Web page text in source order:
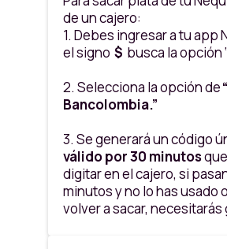
de un cajero:
1. Debes ingresar a tu app
el signo $ busca la opción
2. Selecciona la opción de
Bancolombia.”
3. Se generará un código
válido por 30 minutos
digitar en el cajero, si
minutos y no lo has usado
volver a sacar, necesitarás